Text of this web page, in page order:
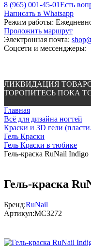
8 (965) 001-45-01Есть
Написать в Whatsapp
Режим работы:
Проложить маршрут
Электронная почта:
Соцсети и мессенджеры:
ЛИКВИДАЦИЯ
ТОРОПИТЕСЬ ПОКА
Главная
Всё для дизайна ногтей
Краски и 3D гели
Гель Краски
Гель Краски в тюбике
Гель-краска RuNail Indigo
Гель-краска
Бренд:RuNail
Артикул:МС3272